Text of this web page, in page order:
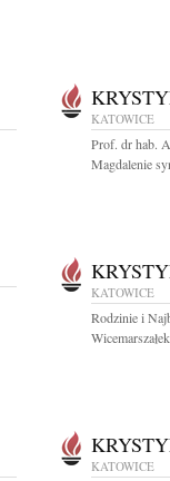
KATOWICE
Prof. dr hab.
Magdalenie
KATOWICE
Rodzinie i
KATOWICE